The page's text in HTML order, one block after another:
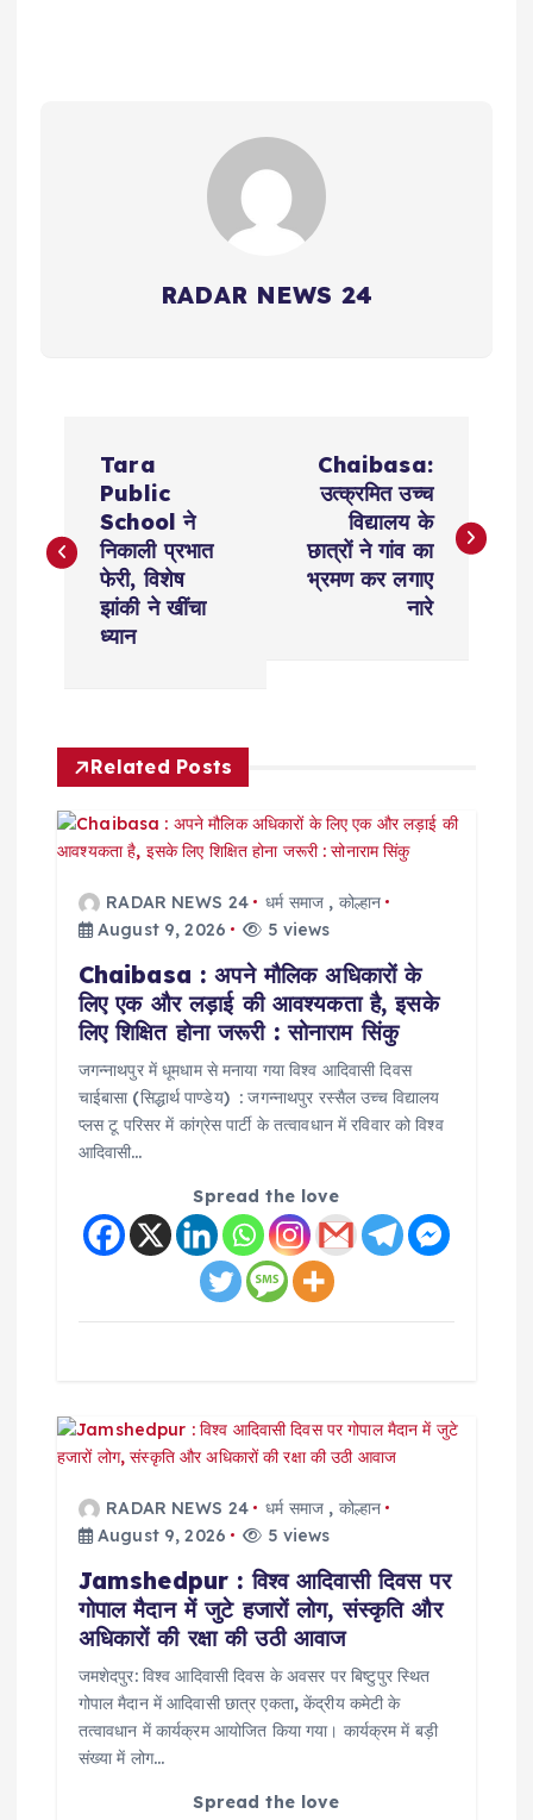
RADAR NEWS 24
s
a
v
Tara
Public
School ने
निकाली प्रभात
फेरी, विशेष
झांकी ने खींचा
ध्यान
Chaibasa:
उत्क्रमित उच्च
विद्यालय के
छात्रों ने गांव का
भ्रमण कर लगाए
नारे
Related Posts
RADAR NEWS 24 धर्म समाज , कोल्हान
August 9, 2026
5 views
Chaibasa : अपने मौलिक अधिकारों के
लिए एक और लड़ाई की आवश्यकता है, इसके
लिए शिक्षित होना जरूरी : सोनाराम सिंकु
जगन्नाथपुर में धूमधाम से मनाया गया विश्व आदिवासी दिवस
चाईबासा (सिद्धार्थ पाण्डेय) : जगन्नाथपुर रस्सैल उच्च विद्यालय
प्लस टू परिसर में कांग्रेस पार्टी के तत्वावधान में रविवार को विश्व
आदिवासी…
Spread the love
RADAR NEWS 24 धर्म समाज , कोल्हान
August 9, 2026
5 views
Jamshedpur : विश्व आदिवासी दिवस पर
गोपाल मैदान में जुटे हजारों लोग, संस्कृति और
अधिकारों की रक्षा की उठी आवाज
जमशेदपुर: विश्व आदिवासी दिवस के अवसर पर बिष्टुपुर स्थित
गोपाल मैदान में आदिवासी छात्र एकता, केंद्रीय कमेटी के
तत्वावधान में कार्यक्रम आयोजित किया गया। कार्यक्रम में बड़ी
संख्या में लोग…
Spread the love